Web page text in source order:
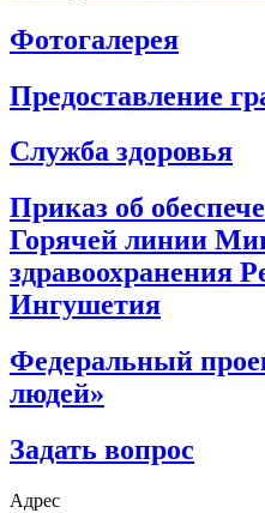
Фотогалерея
Предоставление
Служба здоровья
Приказ об
Горячей линии
здравоохранения
Ингушетия
Федеральный
людей»
Задать вопрос
Адрес